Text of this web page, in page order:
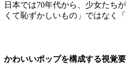
日本では70年代から、少女たち
くて恥ずかしいもの」ではなく
かわいいポップを構成する視覚